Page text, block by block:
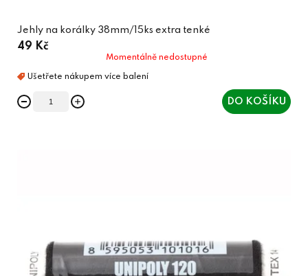
Jehly na korálky 38mm/15ks extra tenké
49 Kč
Momentálně nedostupné
DO KOŠÍKU